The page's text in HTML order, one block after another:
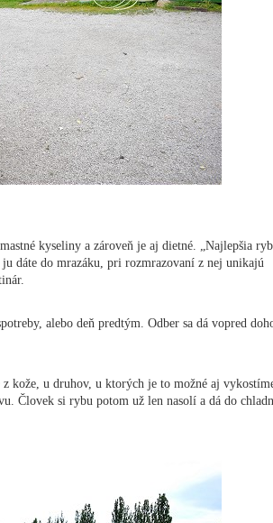
kyseliny a zároveň je aj dietné. „Najlepšia
dáte do mrazáku, pri rozmrazovaní z nej unikajú
alebo deň predtým. Odber sa dá vopred
z kože, u druhov, u ktorých je to možné aj
Človek si rybu potom už len nasolí a dá do